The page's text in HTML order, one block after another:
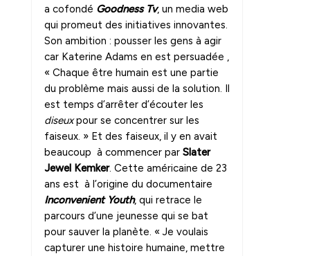
a cofondé Goodness Tv, un media web
qui promeut des initiatives innovantes.
Son ambition : pousser les gens à agir
car Katerine Adams en est persuadée ,
« Chaque être humain est une partie
du problème mais aussi de la solution. Il
est temps d’arrêter d’écouter les
diseuxpour se concentrer sur les
faiseux. » Et des faiseux, il y en avait
beaucoup à commencer parSlater
Jewel Kemker. Cette américaine de 23
ans est à l’origine du documentaire
Inconvenient Youth, qui retrace le
parcours d’une jeunesse qui se bat
pour sauver la planète. « Je voulais
capturer une histoire humaine, mettre